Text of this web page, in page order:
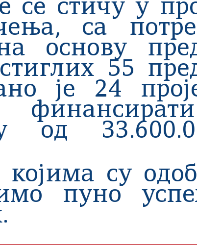
се стичу у
са
основу
55
је 24
од
су
пуно